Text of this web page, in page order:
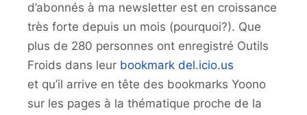
d’abonnés à ma newsletter est en croissance
très forte depuis un mois (pourquoi?). Que
plus de 280 personnes ont enregistré Outils
Froids dans leur bookmark del.icio.us
et qu’il arrive en tête des bookmarks Yoono
sur les pages à la thématique proche de la